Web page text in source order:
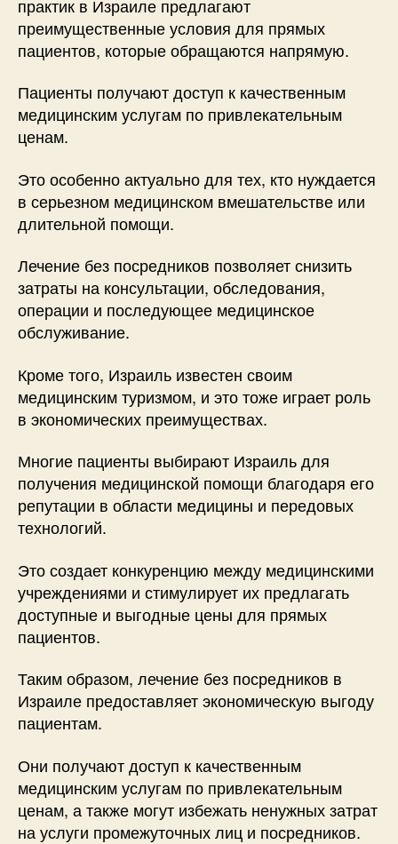
практик в Израиле предлагают
преимущественные условия для прямых
пациентов, которые обращаются напрямую.
Пациенты получают доступ к качественным
медицинским услугам по привлекательным
ценам.
Это особенно актуально для тех, кто нуждается
в серьезном медицинском вмешательстве или
длительной помощи.
Лечение без посредников позволяет снизить
затраты на консультации, обследования,
операции и последующее медицинское
обслуживание.
Кроме того, Израиль известен своим
медицинским туризмом, и это тоже играет роль
в экономических преимуществах.
Многие пациенты выбирают Израиль для
получения медицинской помощи благодаря его
репутации в области медицины и передовых
технологий.
Это создает конкуренцию между медицинскими
учреждениями и стимулирует их предлагать
доступные и выгодные цены для прямых
пациентов.
Таким образом, лечение без посредников в
Израиле предоставляет экономическую выгоду
пациентам.
Они получают доступ к качественным
медицинским услугам по привлекательным
ценам, а также могут избежать ненужных затрат
на услуги промежуточных лиц и посредников.